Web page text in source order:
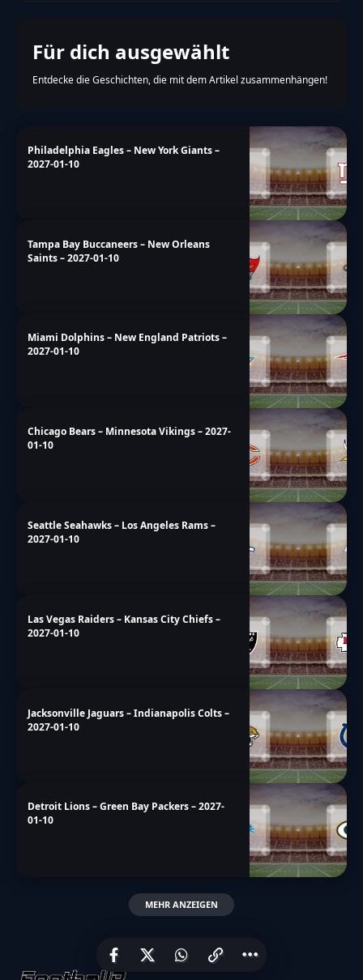
Für dich ausgewählt
Entdecke die Geschichten, die mit dem Artikel zusammenhängen!
Philadelphia Eagles – New York Giants –
2027-01-10
Tampa Bay Buccaneers – New Orleans
Saints – 2027-01-10
Miami Dolphins – New England Patriots –
2027-01-10
Chicago Bears – Minnesota Vikings – 2027-
01-10
Seattle Seahawks – Los Angeles Rams –
2027-01-10
Las Vegas Raiders – Kansas City Chiefs –
2027-01-10
Jacksonville Jaguars – Indianapolis Colts –
2027-01-10
Detroit Lions – Green Bay Packers – 2027-
01-10
MEHR ANZEIGEN